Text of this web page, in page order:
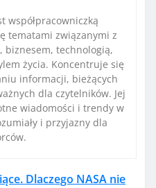
współpracowniczką
tematami związanymi z
biznesem, technologią,
życia. Koncentruje się
informacji, bieżących
dla czytelników. Jej
wiadomości i trendy w
i przyjazny dla
Dlaczego NASA nie